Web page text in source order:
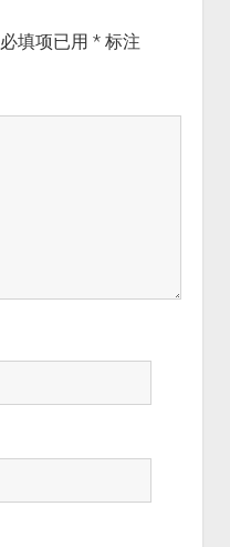
必填项已用 *标注